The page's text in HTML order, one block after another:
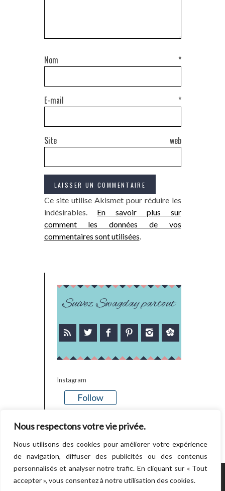
Nous respectons votre vie privée.
Nous utilisons des cookies pour améliorer votre expérience
de navigation, diffuser des publicités ou des contenus
personnalisés et analyser notre trafic. En cliquant sur « Tout
accepter », vous consentez à notre utilisation des cookies.
Nom *
E-mail *
Site web
Ce site utilise Akismet pour réduire les
indésirables. En savoir plus sur
comment les données de vos
commentaires sont utilisées.
Suivez Swagday partout
Instagram
Follow
POWERED BY WORDPRESS.CREATED BY